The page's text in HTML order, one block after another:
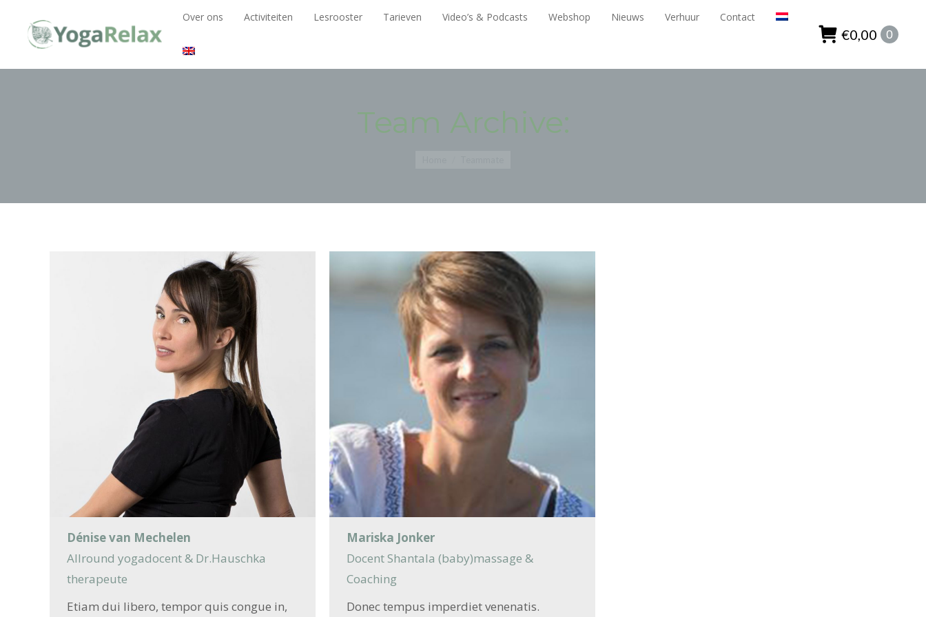
Over ons Activiteiten Lesrooster Tarieven Video’s & Podcasts Webshop Nieuws Verhuur Contact
€0,00 0
Team Archive:
Dénise van Mechelen
Allround yogadocent & Dr.Hauschka
therapeute
Etiam dui libero, tempor quis congue in,
Mariska Jonker
Docent Shantala (baby)massage &
Coaching
Donec tempus imperdiet venenatis.
Activiteiten Lesrooster Tarieven Video’s & Podcasts Webshop Verhuur Contact
0